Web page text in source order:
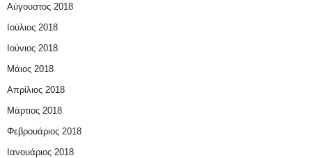
Αύγουστος 2018
Ιούλιος 2018
Ιούνιος 2018
Μάιος 2018
Απρίλιος 2018
Μάρτιος 2018
Φεβρουάριος 2018
Ιανουάριος 2018